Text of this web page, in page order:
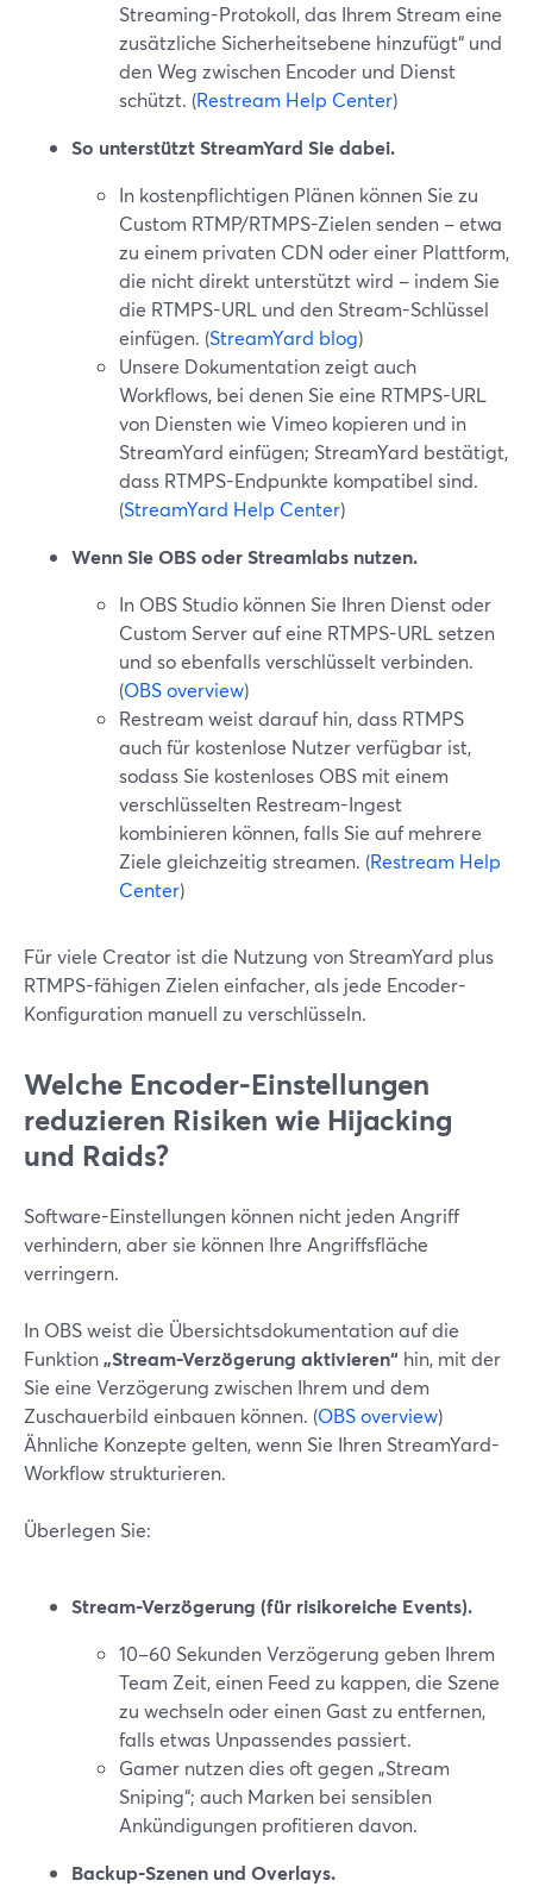
Streaming-Protokoll, das Ihrem Stream eine
zusätzliche Sicherheitsebene hinzufügt“ und
den Weg zwischen Encoder und Dienst
schützt. (Restream Help Center)
So unterstützt StreamYard Sie dabei.
In kostenpflichtigen Plänen können Sie zu
Custom RTMP/RTMPS-Zielen senden – etwa
zu einem privaten CDN oder einer Plattform,
die nicht direkt unterstützt wird – indem Sie
die RTMPS-URL und den Stream-Schlüssel
einfügen. (StreamYard blog)
Unsere Dokumentation zeigt auch
Workflows, bei denen Sie eine RTMPS-URL
von Diensten wie Vimeo kopieren und in
StreamYard einfügen; StreamYard bestätigt,
dass RTMPS-Endpunkte kompatibel sind.
(StreamYard Help Center)
Wenn Sie OBS oder Streamlabs nutzen.
In OBS Studio können Sie Ihren Dienst oder
Custom Server auf eine RTMPS-URL setzen
und so ebenfalls verschlüsselt verbinden.
(OBS overview)
Restream weist darauf hin, dass RTMPS
auch für kostenlose Nutzer verfügbar ist,
sodass Sie kostenloses OBS mit einem
verschlüsselten Restream-Ingest
kombinieren können, falls Sie auf mehrere
Ziele gleichzeitig streamen. (Restream Help
Center)
Für viele Creator ist die Nutzung von StreamYard plus
RTMPS-fähigen Zielen einfacher, als jede Encoder-
Konfiguration manuell zu verschlüsseln.
Welche Encoder-Einstellungen
reduzieren Risiken wie Hijacking
und Raids?
Software-Einstellungen können nicht jeden Angriff
verhindern, aber sie können Ihre Angriffsfläche
verringern.
In OBS weist die Übersichtsdokumentation auf die
Funktion„Stream-Verzögerung aktivieren“ hin, mit der
Sie eine Verzögerung zwischen Ihrem und dem
Zuschauerbild einbauen können. (OBS overview)
Ähnliche Konzepte gelten, wenn Sie Ihren StreamYard-
Workflow strukturieren.
Überlegen Sie:
Stream-Verzögerung (für risikoreiche Events).
10–60 Sekunden Verzögerung geben Ihrem
Team Zeit, einen Feed zu kappen, die Szene
zu wechseln oder einen Gast zu entfernen,
falls etwas Unpassendes passiert.
Gamer nutzen dies oft gegen „Stream
Sniping“; auch Marken bei sensiblen
Ankündigungen profitieren davon.
Backup-Szenen und Overlays.